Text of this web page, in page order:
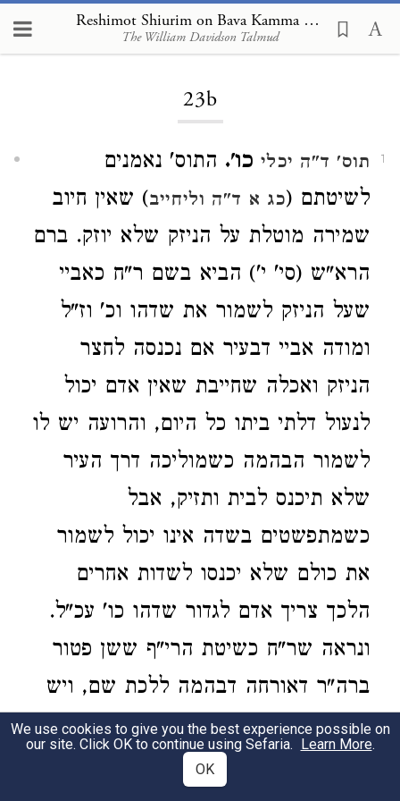
Reshimot Shiurim on Bava Kamma 23b
The William Davidson Talmud
Loading...
23b
1 תוס' ד"ה יכלי כו'. התוס' נאמנים
לשיטתם (כג א ד"ה וליחייב) שאין חיוב
שמירה מוטלת על הניזק שלא יוזק. ברם
הרא"ש (סי' י') הביא בשם ר"ח כאביי
שעל הניזק לשמור את שדהו וכ' וז"ל
ומודה אביי דבעיר אם נכנסה לחצר
הניזק ואכלה שחייבת שאין אדם יכול
לנעול דלתי ביתו כל היום, והרועה יש לו
לשמור הבהמה כשמוליכה דרך העיר
שלא תיכנס לבית ותזיק, אבל
כשמתפשטים בשדה אינו יכול לשמור
את כולם שלא יכנסו לשדות אחרים
הלכך צריך אדם לגדור שדהו כו' עכ"ל.
ונראה שר"ח כשיטת הרי"ף ששן פטור
ברה"ר דאורחה דבהמה ללכת שם, ויש
לה רשות ללכת ולאכול ברה"ר. ה"ה
אליבא דר"ח בשדות שהבהמות רשאות
We use cookies to give you the best experience possible on
our site. Click OK to continue using Sefaria. Learn More.
OK